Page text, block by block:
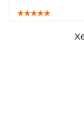
cảm động về tình
Mexico, phát sóng